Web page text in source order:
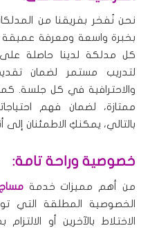
نحن نُفخر بفريقنا من
بخبرة واسعة ومعرفة
كل مدلكة لدينا حاصلة
لتدريب مستمر لضمان
والاحترافية في كل جلسة.
ممتازة، لضمان فهم
بالتالي، يمكنكِ الاطمئنان
خصوصية وراحة تامة:
من أهم مميزات خدمة
الخصوصية المطلقة التي
الاختلاط بالآخرين أو